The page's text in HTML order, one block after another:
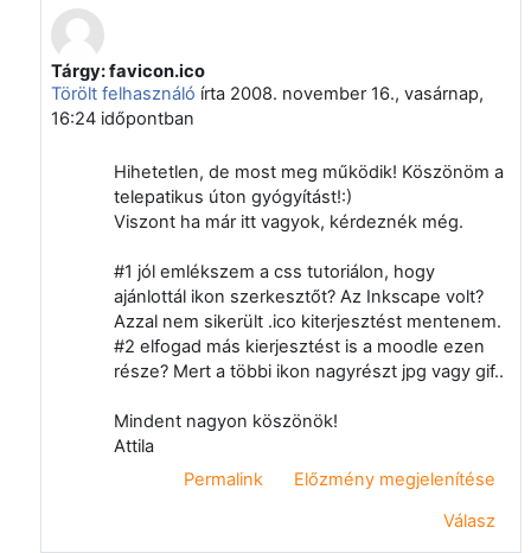
Válasz erre: Papp Gyula
Tárgy: favicon.ico
Törölt felhasználó írta 2008. november 16., vasárnap,
16:24időpontban
Hihetetlen, de most meg működik! Köszönöm a
telepatikus úton gyógyítást!:)
Viszont ha már itt vagyok, kérdeznék még.
#1 jól emlékszem a css tutoriálon, hogy
ajánlottál ikon szerkesztőt? Az Inkscape volt?
Azzal nem sikerült .ico kiterjesztést mentenem.
#2 elfogad más kierjesztést is a moodle ezen
része? Mert a többi ikon nagyrészt jpg vagy gif..
Mindent nagyon köszönök!
Attila
Permalink
Előzmény megjelenítése
Válasz